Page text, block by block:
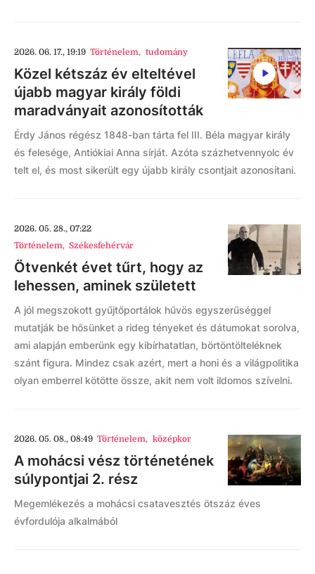
2026. 06. 17., 19:19 Történelem, tudomány
Közel kétszáz év elteltével
újabb magyar király földi
maradványait azonosították
Érdy János régész 1848-ban tárta fel III. Béla magyar király
és felesége, Antiókiai Anna sírját. Azóta százhetvennyolc év
telt el, és most sikerült egy újabb király csontjait azonosítani.
2026. 05. 28., 07:22
Történelem, Székesfehérvár
Ötvenkét évet tűrt, hogy az
lehessen, aminek született
A jól megszokott gyűjtőportálok hűvös egyszerűséggel
mutatják be hősünket a rideg tényeket és dátumokat sorolva,
ami alapján emberünk egy kibírhatatlan, börtöntölteléknek
szánt figura. Mindez csak azért, mert a honi és a világpolitika
olyan emberrel kötötte össze, akit nem volt ildomos szívelni.
2026. 05. 08., 08:49 Történelem, középkor
A mohácsi vész történetének
súlypontjai 2. rész
Megemlékezés a mohácsi csatavesztés ötszáz éves
évfordulója alkalmából